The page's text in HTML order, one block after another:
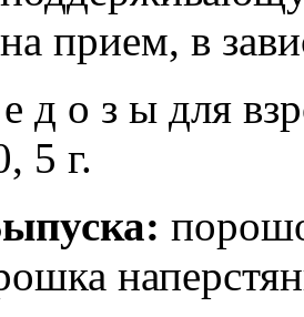
прием, в
о з ы для
5 г.